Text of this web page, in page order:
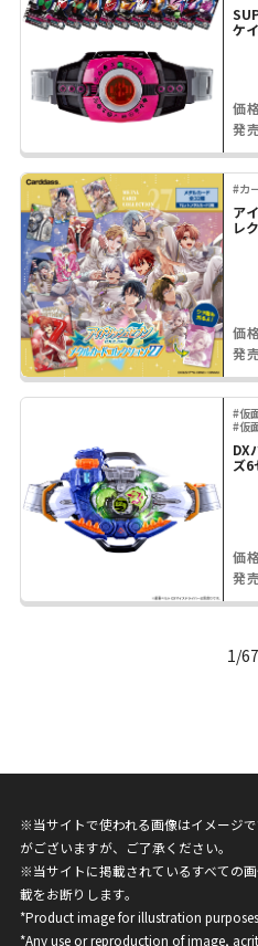
ケ
価
発
#カ
ア
レ
価
発
#仮
#仮
DX
ズ6
価
発
1/
※当サイトで使われる画像はイメージ
がございますが、ご了承ください。
※当サイトに掲載されているすべての
載をお断りします。
*Product image for illustration
*Any use or reproduction of image,